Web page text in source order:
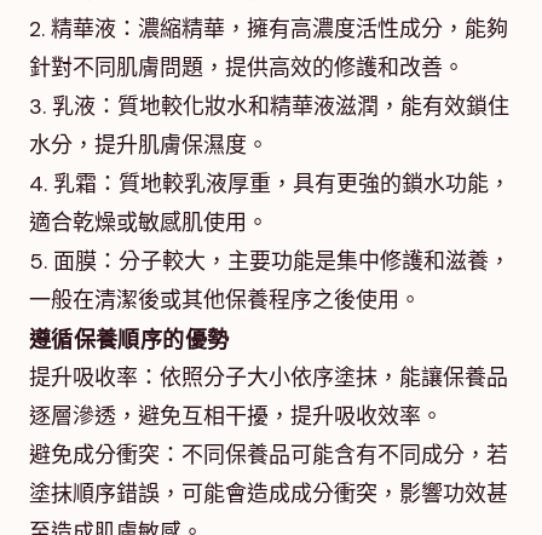
2. 精華液：濃縮精華，擁有高濃度活性成分，能夠
針對不同肌膚問題，提供高效的修護和改善。
3. 乳液：質地較化妝水和精華液滋潤，能有效鎖住
水分，提升肌膚保濕度。
4. 乳霜：質地較乳液厚重，具有更強的鎖水功能，
適合乾燥或敏感肌使用。
5. 面膜：分子較大，主要功能是集中修護和滋養，
一般在清潔後或其他保養程序之後使用。
遵循保養順序的優勢
提升吸收率：依照分子大小依序塗抹，能讓保養品
逐層滲透，避免互相干擾，提升吸收效率。
避免成分衝突：不同保養品可能含有不同成分，若
塗抹順序錯誤，可能會造成成分衝突，影響功效甚